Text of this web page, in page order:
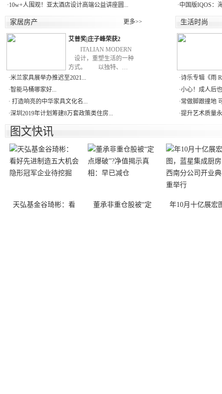
·10w+人围观！亚太酒店设计高端公益讲座圆...
·中国版IQOS：
家居房产 更多>>
艾普奖|庄子峰荣获2
ITALIAN MODERN
设计，重塑生活的一种
方式。 以独特、…
·米兰家具展举办推迟至2021...
·智能马桶哪家好...
· 打造响亮的中华家具文化名...
·深圳2019年计划筹建8万套政策类住房...
生活时尚
·诗乐专辑《雨
·小心！成人后
·常做脚跟撞地
·提升艺术质量
图文快讯
天弘基金谷琦彬：看 董承非重仓股被“定 年10月十亿展宏